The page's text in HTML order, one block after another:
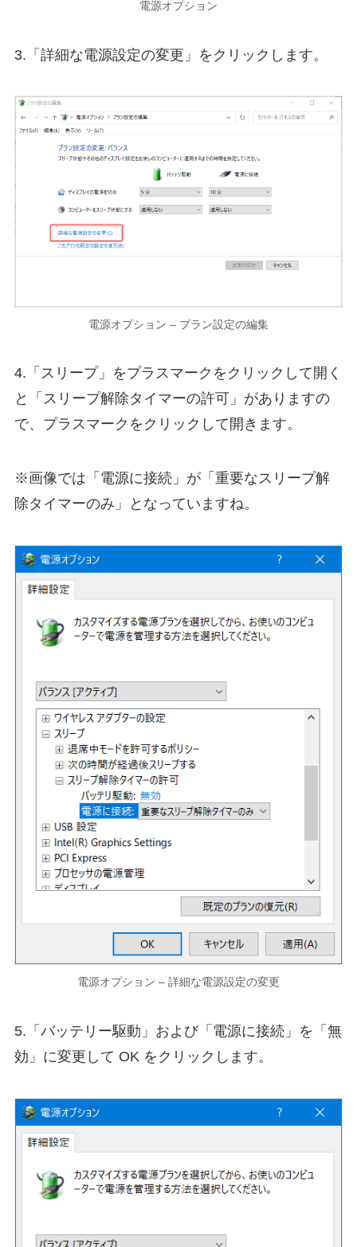
電源オプション
3.「詳細な電源設定の変更」をクリックします。
電源オプション – プラン設定の編集
4.「スリープ」をプラスマークをクリックして開く
と「スリープ解除タイマーの許可」がありますの
で、プラスマークをクリックして開きます。
※画像では「電源に接続」が「重要なスリープ解
除タイマーのみ」となっていますね。
電源オプション – 詳細な電源設定の変更
5.「バッテリー駆動」および「電源に接続」を「無
効」に変更して OK をクリックします。